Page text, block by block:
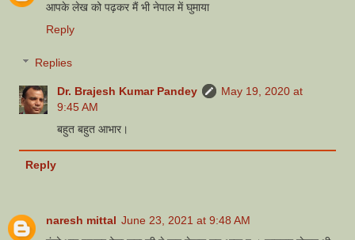
आपके लेख को पढ़कर मैं भी नेपाल में घुमाया
Reply
Replies
Dr. Brajesh Kumar Pandey
May 19, 2020 at
9:45 AM
बहुत बहुत आभार।
Reply
naresh mittal June 23, 2021 at 9:48 AM